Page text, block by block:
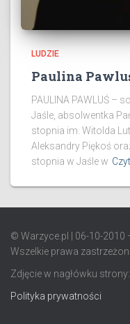
LUDZIE
Paulina
PAULINA PAWLUŚ –
Jaśle, absolwentka
stopnia im. Witolda
Aleksandry Piękoś
stopnia w Jaśle w
© Warzyce.pl | 06-10-2010
Wszelkie prawa
Zdjęcie w nagłówku strony:
Polityka prywatności